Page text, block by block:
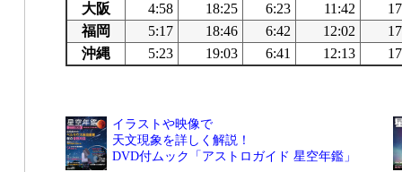
大阪
4:58 18:25 6:23 11:42
福岡
5:17 18:46 6:42 12:02
沖縄
5:23 19:03 6:41 12:13
イラストや映像で
天文現象を詳しく解説！
DVD付ムック「アストロガイド 星空年鑑」